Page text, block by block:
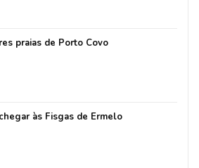
praias de Porto Covo
às Fisgas de Ermelo